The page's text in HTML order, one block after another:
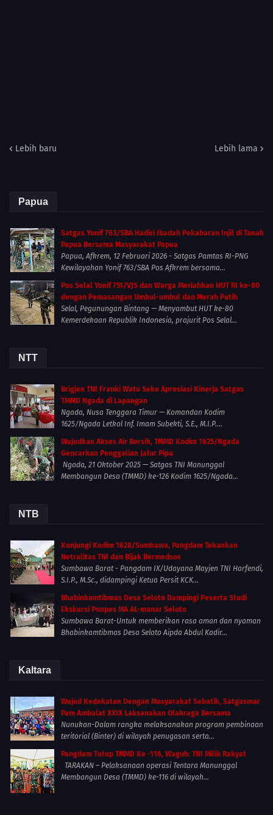
Lebih baru Lebih lama
Papua
Satgas Yonif 763/SBA Hadiri Ibadah Pekabaran Injil di Tanah
Papua Bersama Masyarakat Papua
Papua, Afkrem, 12 Februari 2026 - Satgas Pamtas RI-PNG
Kewilayahan Yonif 763/SBA Pos Afkrem bersama...
Pos Selal Yonif 751/VJS dan Warga Meriahkan HUT RI ke-80
dengan Pemasangan Umbul-umbul dan Merah Putih
Selal, Pegunungan Bintang — Menyambut HUT ke-80
Kemerdekaan Republik Indonesia, prajurit Pos Selal...
NTT
Brigjen TNI Franki Watu Seke Apresiasi Kinerja Satgas
TMMD Ngada di Lapangan
Ngada, Nusa Tenggara Timur — Komandan Kodim
1625/Ngada Letkol Inf. Imam Subekti, S.E., M.I.P....
Wujudkan Akses Air Bersih, TMMD Kodim 1625/Ngada
Gencarkan Penggalian Jalur Pipa
Ngada, 21 Oktober 2025 — Satgas TNI Manunggal
Membangun Desa (TMMD) ke-126 Kodim 1625/Ngada...
NTB
Kunjungi Kodim 1628/Sumbawa, Pangdam Tekankan
Netralitas TNI dan Bijak Bermedsos
Sumbawa Barat - Pangdam IX/Udayana Mayjen TNI Harfendi,
S.I.P., M.Sc., didampingi Ketua Persit KCK...
Bhabinkamtibmas Desa Seloto Dampingi Peserta Studi
Ekskursi Ponpes MA AL-manar Seloto
Sumbawa Barat-Untuk memberikan rasa aman dan nyaman
Bhabinkamtibmas Desa Seloto Aipda Abdul Kadir...
Kaltara
Wujud Kedekatan Dengan Masyarakat Sebatik, Satgasmar
Pam Ambalat XXIX Laksanakan Olahraga Bersama
Nunukan-Dalam rangka melaksanakan program pembinaan
teritorial (Binter) di wilayah penugasan serta...
Pangdam Tutup TMMD Ke -116, Wagub: TNI Milik Rakyat
TARAKAN – Pelaksanaan operasi Tentara Manunggal
Membangun Desa (TMMD) ke-116 di wilayah...